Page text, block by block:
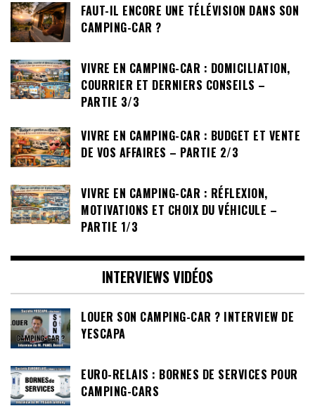
FAUT-IL ENCORE UNE TÉLÉVISION DANS SON
CAMPING-CAR ?
VIVRE EN CAMPING-CAR : DOMICILIATION,
COURRIER ET DERNIERS CONSEILS –
PARTIE 3/3
VIVRE EN CAMPING-CAR : BUDGET ET VENTE
DE VOS AFFAIRES – PARTIE 2/3
VIVRE EN CAMPING-CAR : RÉFLEXION,
MOTIVATIONS ET CHOIX DU VÉHICULE –
PARTIE 1/3
INTERVIEWS VIDÉOS
LOUER SON CAMPING-CAR ? INTERVIEW DE
YESCAPA
EURO-RELAIS : BORNES DE SERVICES POUR
CAMPING-CARS